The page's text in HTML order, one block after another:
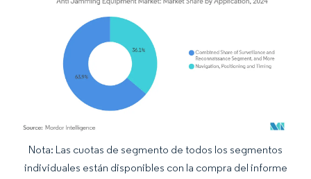
Imagen © Mordor Intelligence. El uso requiere atribución según CC BY 4.0.
Nota: Las cuotas de segmento de todos los segmentos
individuales están disponibles con la compra del informe